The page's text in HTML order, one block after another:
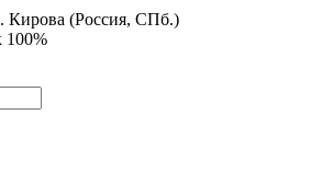
(Россия, СПб.)
100%